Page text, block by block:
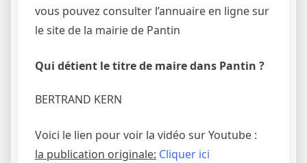
vous pouvez consulter l’annuaire en ligne sur
le site de la mairie de Pantin
Qui détient le titre de maire dans Pantin ?
BERTRAND KERN
Voici le lien pour voir la vidéo sur Youtube :
la publication originale: Cliquer ici